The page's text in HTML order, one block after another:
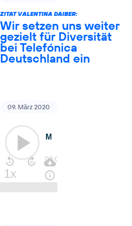
ZITAT VALENTINA DAIBER:
Wir setzen uns weiter
gezielt für Diversität
bei Telefónica
Deutschland ein
09. März 2020